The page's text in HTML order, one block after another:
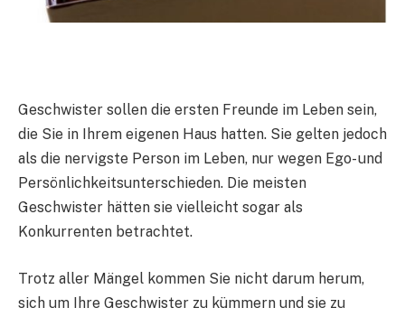
Geschwister sollen die ersten Freunde im Leben sein,
die Sie in Ihrem eigenen Haus hatten. Sie gelten jedoch
als die nervigste Person im Leben, nur wegen Ego- und
Persönlichkeitsunterschieden. Die meisten
Geschwister hätten sie vielleicht sogar als
Konkurrenten betrachtet.
Trotz aller Mängel kommen Sie nicht darum herum,
sich um Ihre Geschwister zu kümmern und sie zu